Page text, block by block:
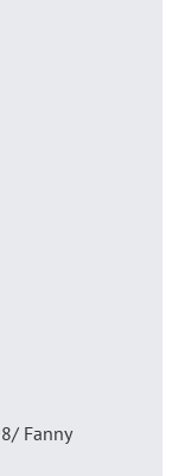
Fanny